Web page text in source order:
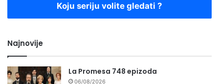
Koju seriju volite gledati ?
Najnovije
La Promesa 748 epizoda
06/08/2026